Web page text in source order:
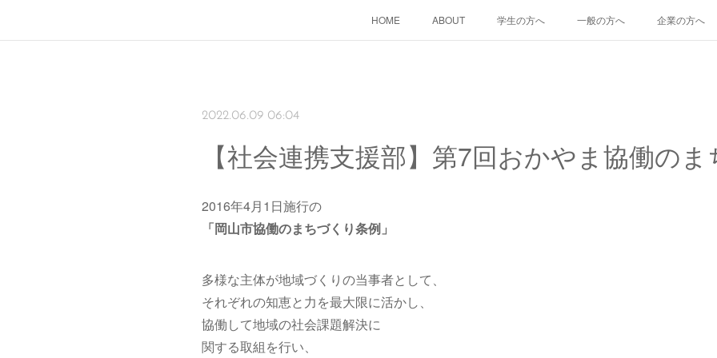
HOME ABOUT 学生の方へ 一般の方へ 企業の方へ
2022.06.09 06:04
【社会連携支援部】第7回おかやま協働の
2016年4月1日施行の
「岡山市協働のまちづくり条例」
多様な主体が地域づくりの当事者として、
それぞれの知恵と力を最大限に活かし、
協働して地域の社会課題解決に
関する取組を行い、